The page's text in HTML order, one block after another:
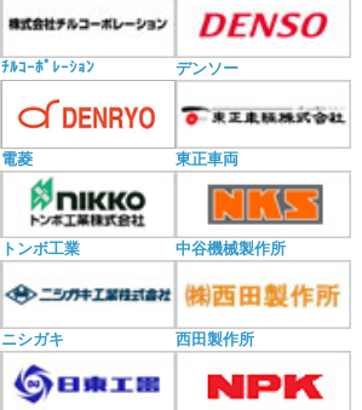
ﾁﾙｺｰﾎﾟﾚｰｼｮﾝ デンソー
電菱 東正車両
トンボ工業 中谷機械製作所
ニシガキ 西田製作所